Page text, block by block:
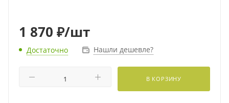
1 870 ₽/шт
Достаточно Нашли дешевле?
В КОРЗИНУ